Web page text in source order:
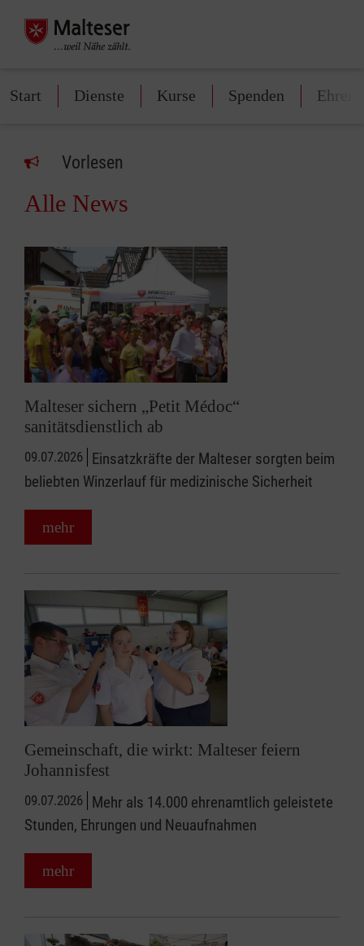
Start Dienste Kurse Spenden
Vorlesen
Alle News
Malteser sichern „Petit Médoc“
sanitätsdienstlich ab
09.07.2026 Einsatzkräfte der Malteser sorgten beim
beliebten Winzerlauf für medizinische Sicherheit
mehr
Gemeinschaft, die wirkt: Malteser feiern
Johannisfest
09.07.2026 Mehr als 14.000 ehrenamtlich geleistete
Stunden, Ehrungen und Neuaufnahmen
mehr